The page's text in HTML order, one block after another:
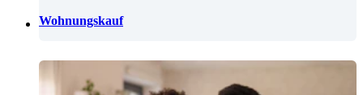
Wohnungskauf